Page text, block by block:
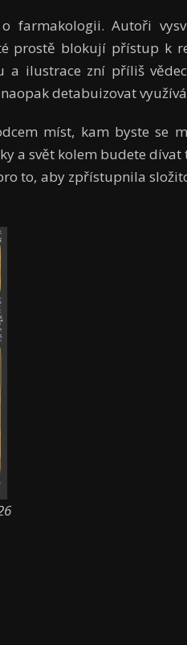
farmakologii. Autoři
prostě blokují přístup k
a ilustrace zní příliš
detabuizovat
míst, kam byste se
a svět kolem budete
to, aby zpřístupnila